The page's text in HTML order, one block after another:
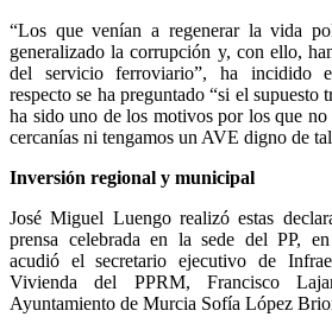
“Los que venían a regenerar la vida
generalizado la corrupción y, con ello,
del servicio ferroviario”, ha incidido
respecto se ha preguntado “si el supuesto
ha sido uno de los motivos por los que
cercanías ni tengamos un AVE digno de
Inversión regional y municipal
José Miguel Luengo realizó estas
prensa celebrada en la sede del PP,
acudió el secretario ejecutivo de
Vivienda del PPRM, Francisco
Ayuntamiento de Murcia Sofía López